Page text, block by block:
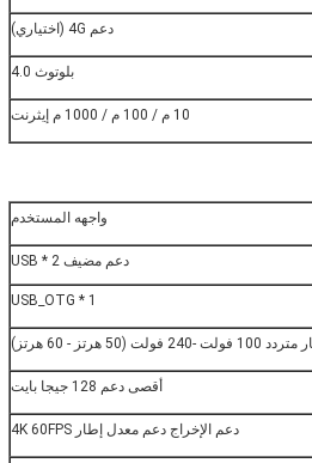
دعم 4G (اختياري)
بلوتوث 4.0
10 م / 100 م / 1000 م إيثرنت
واجهه المستخدم
دعم مضيف USB * 2
USB_OTG * 1
100 فولت -240 فولت (50 هرتز - 60 هرتز)
أقصى دعم 128 جيجا بايت
دعم الإخراج دعم معدل إطار 4K 60FPS